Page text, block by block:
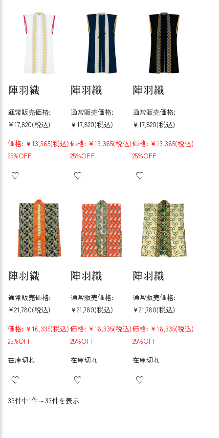
陣羽織
通常販売価格:
¥17,820(税込)
価格: ¥13,365(税込)
25%OFF
陣羽織
通常販売価格:
¥17,820(税込)
価格: ¥13,365(税込)
25%OFF
陣羽織
通常販売価格:
¥17,820(税込)
価格: ¥13,365(税込)
25%OFF
陣羽織
通常販売価格:
¥21,780(税込)
価格: ¥16,335(税込)
25%OFF
在庫切れ
陣羽織
通常販売価格:
¥21,780(税込)
価格: ¥16,335(税込)
25%OFF
在庫切れ
陣羽織
通常販売価格:
¥21,780(税込)
価格: ¥16,335(税込)
25%OFF
在庫切れ
33件中1件～33件を表示